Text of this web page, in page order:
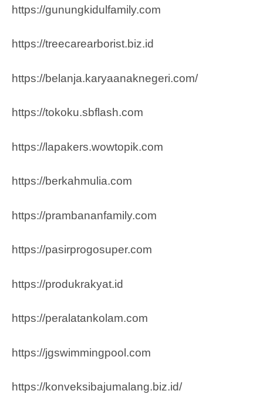
https://gunungkidulfamily.com
https://treecarearborist.biz.id
https://belanja.karyaanaknegeri.com/
https://tokoku.sbflash.com
https://lapakers.wowtopik.com
https://berkahmulia.com
https://prambananfamily.com
https://pasirprogosuper.com
https://produkrakyat.id
https://peralatankolam.com
https://jgswimmingpool.com
https://konveksibajumalang.biz.id/